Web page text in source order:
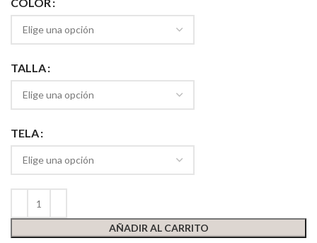
TALLA
TELA
AÑADIR AL CARRITO